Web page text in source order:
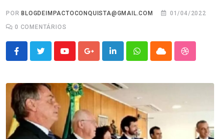
POR BLOGDEIMPACTOCONQUISTA@GMAIL.COM
01/04/2022
0 COMENTÁRIOS
YoutubeGoogle+LinkedInWhatsappCloud